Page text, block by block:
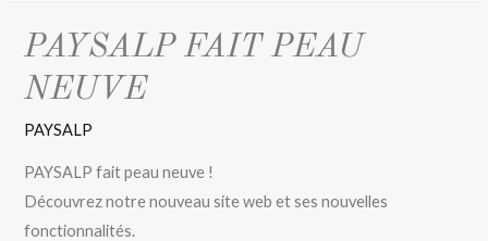
PAYSALP FAIT PEAU
NEUVE
PAYSALP
PAYSALP fait peau neuve !
Découvrez notre nouveau site web et ses nouvelles
fonctionnalités.